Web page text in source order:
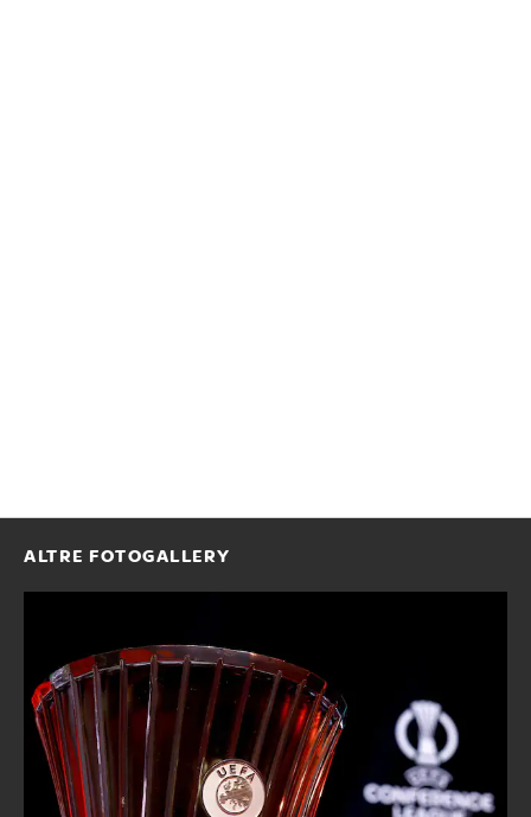
ALTRE FOTOGALLERY